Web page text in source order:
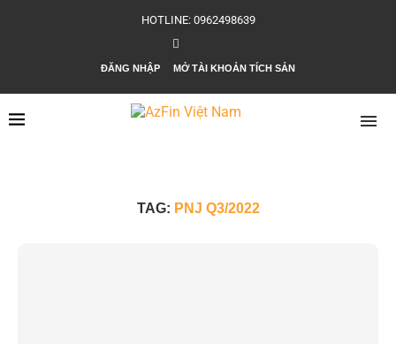
HOTLINE: 0962498639
ĐĂNG NHẬP MỞ TÀI KHOẢN TÍCH SẢN
TAG: PNJ Q3/2022